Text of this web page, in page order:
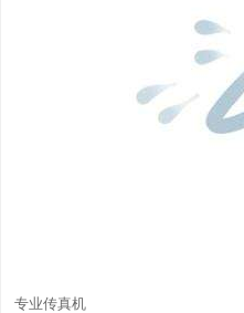
专业传真机